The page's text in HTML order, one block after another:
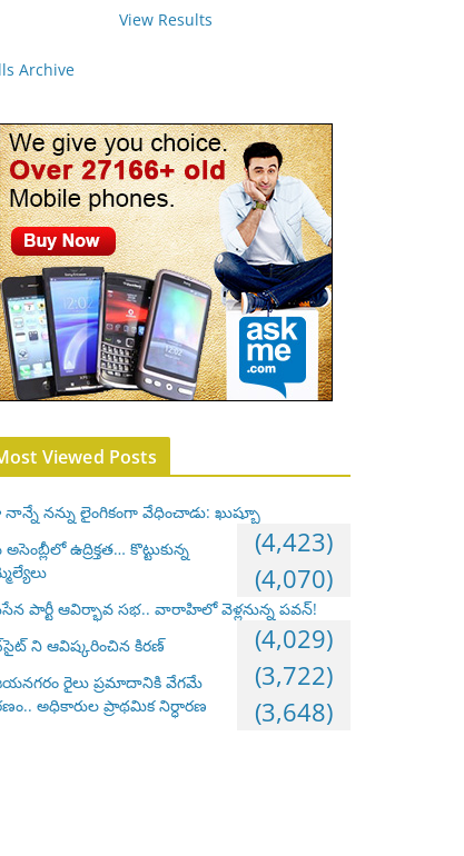
View Results
Archive
Viewed Posts
నన్ను లైంగికంగా వేధించాడు: ఖుష్బూ
(4,423)
ఉద్రిక్తత… కొట్టుకున్న
(4,070)
పార్టీ ఆవిర్భావ సభ.. వారాహిలో వెళ్లనున్న పవన్!
(4,029)
ని ఆవిష్కరించిన కిరణ్
(3,722)
రైలు ప్రమాదానికి వేగమే
అధికారుల ప్రాథమిక నిర్ధారణ
(3,648)